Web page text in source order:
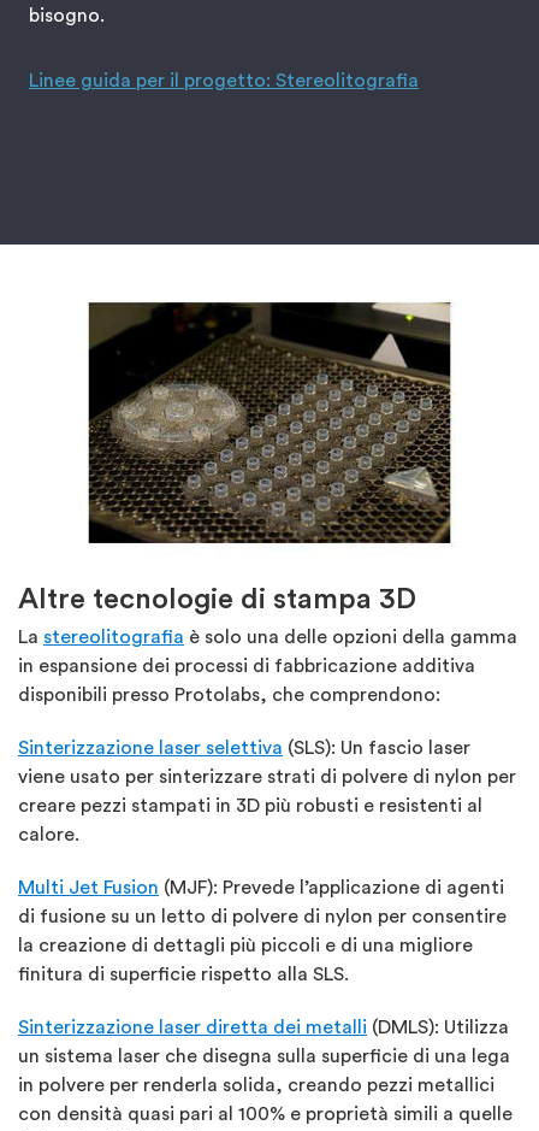
bisogno.
Linee guida per il progetto: Stereolitografia
Altre tecnologie di stampa 3D
La stereolitografia è solo una delle opzioni della gamma
in espansione dei processi di fabbricazione additiva
disponibili presso Protolabs, che comprendono:
Sinterizzazione laser selettiva (SLS): Un fascio laser
viene usato per sinterizzare strati di polvere di nylon per
creare pezzi stampati in 3D più robusti e resistenti al
calore.
Multi Jet Fusion (MJF): Prevede l’applicazione di agenti
di fusione su un letto di polvere di nylon per consentire
la creazione di dettagli più piccoli e di una migliore
finitura di superficie rispetto alla SLS.
Sinterizzazione laser diretta dei metalli (DMLS): Utilizza
un sistema laser che disegna sulla superficie di una lega
in polvere per renderla solida, creando pezzi metallici
con densità quasi pari al 100% e proprietà simili a quelle